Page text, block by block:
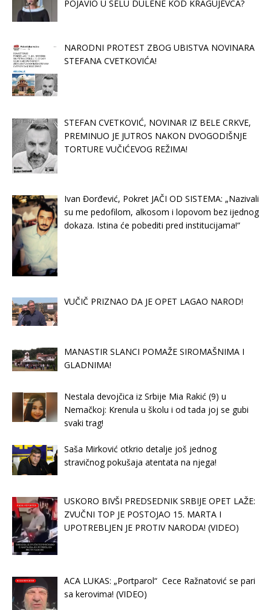
POJAVIO U SELU DULENE KOD KRAGUJEVCA?
NARODNI PROTEST ZBOG UBISTVA NOVINARA
STEFANA CVETKOVIĆA!
STEFAN CVETKOVIĆ, NOVINAR IZ BELE CRKVE,
PREMINUO JE JUTROS NAKON DVOGODIŠNJE
TORTURE VUČIĆEVOG REŽIMA!
Ivan Đorđević, Pokret JAČI OD SISTEMA: „Nazivali
su me pedofilom, alkosom i lopovom bez ijednog
dokaza. Istina će pobediti pred institucijama!“
VUČIČ PRIZNAO DA JE OPET LAGAO NAROD!
MANASTIR SLANCI POMAŽE SIROMAŠNIMA I
GLADNIMA!
Nestala devojčica iz Srbije Mia Rakić (9) u
Nemačkoj: Krenula u školu i od tada joj se gubi
svaki trag!
Saša Mirković otkrio detalje još jednog
stravičnog pokušaja atentata na njega!
USKORO BIVŠI PREDSEDNIK SRBIJE OPET LAŽE:
ZVUČNI TOP JE POSTOJAO 15. MARTA I
UPOTREBLJEN JE PROTIV NARODA! (VIDEO)
ACA LUKAS: „Portparol“ Cece Ražnatović se pari
sa kerovima! (VIDEO)